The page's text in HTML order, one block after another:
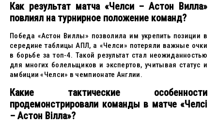
Как результат матча «Челси – Астон Вилла»
повлиял на турнирное положение команд?
Победа «Астон Виллы» позволила им укрепить позиции в
середине таблицы АПЛ, а «Челси» потеряли важные очки
в борьбе за топ-4. Такой результат стал неожиданностью
для многих болельщиков и экспертов, учитывая статус и
амбиции «Челси» в чемпионате Англии.
Какие тактические особенности
продемонстрировали команды в матче «Челсі
– Астон Вілла»?